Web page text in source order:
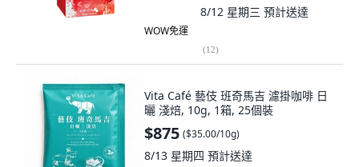
8/12 星期三 預計送達
WOW免運
(12)
Vita Café 藝伎 班奇馬吉 濾掛咖啡 日
曬 淺焙, 10g, 1箱, 25個裝
$875 ($35.00/10g)
8/13 星期四 預計送達